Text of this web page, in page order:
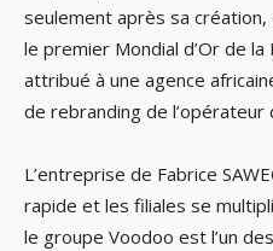
seulement après sa
le premier Mondial d’Or de
attribué à une agence
de rebranding de l’opérateur
L’entreprise de Fabrice
rapide et les filiales se
le groupe Voodoo est l’un